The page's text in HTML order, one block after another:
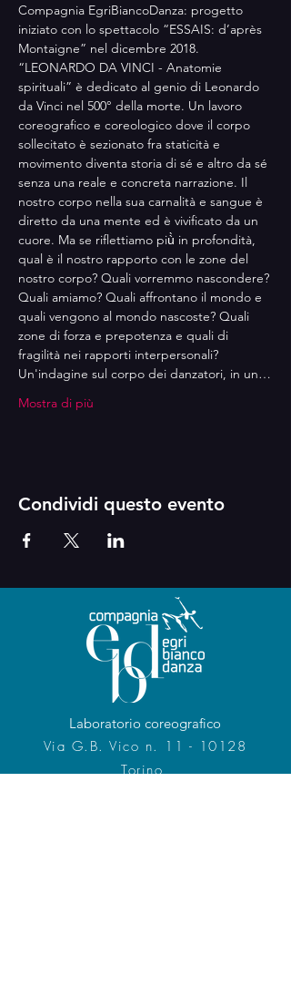
Compagnia EgriBiancoDanza: progetto
iniziato con lo spettacolo “ESSAIS: d’après
Montaigne” nel dicembre 2018.
“LEONARDO DA VINCI - Anatomie
spirituali” è dedicato al genio di Leonardo
da Vinci nel 500° della morte. Un lavoro
coreografico e coreologico dove il corpo
sollecitato è sezionato fra staticità e
movimento diventa storia di sé e altro da sé
senza una reale e concreta narrazione. Il
nostro corpo nella sua carnalità e sangue è
diretto da una mente ed è vivificato da un
cuore. Ma se riflettiamo più̀ in profondità,
qual è il nostro rapporto con le zone del
nostro corpo? Quali vorremmo nascondere?
Quali amiamo? Quali affrontano il mondo e
quali vengono al mondo nascoste? Quali
zone di forza e prepotenza e quali di
fragilità nei rapporti interpersonali?
Un'indagine sul corpo dei danzatori, in un…
Mostra di più
Condividi questo evento
Laboratorio coreografico
Via G.B. Vico n. 11 - 10128
Torino